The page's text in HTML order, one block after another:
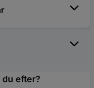
efter?